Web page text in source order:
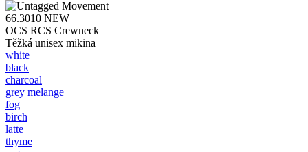
66.3010 NEW
OCS RCS Crewneck
Těžká unisex mikina
white
black
charcoal
grey melange
fog
birch
latte
thyme